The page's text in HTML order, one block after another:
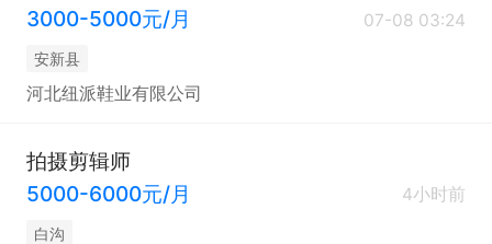
3000-5000元/月
07-08 03:24
安新县
河北纽派鞋业有限公司
拍摄剪辑师
5000-6000元/月
4小时前
白沟